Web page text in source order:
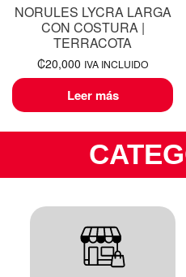
NORULES LYCRA LARGA
CON COSTURA |
TERRACOTA
₡20,000 IVA INCLUIDO
Leer más